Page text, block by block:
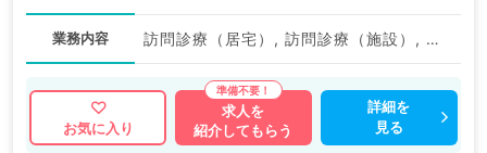
業務内容 訪問診療（居宅）, 訪問診療（施設）, その他, その他
お気に入り
求人を
紹介してもらう
詳細を
見る